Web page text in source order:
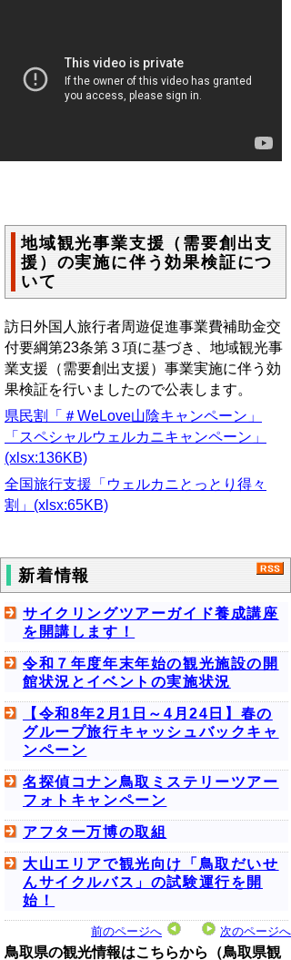
地域観光事業支援（需要創出支
援）の実施に伴う効果検証につ
いて
訪日外国人旅行者周遊促進事業費補助金交
付要綱第23条第３項に基づき、地域観光事
業支援（需要創出支援）事業実施に伴う効
果検証を行いましたので公表します。
県民割「＃WeLove山陰キャンペーン」
「スペシャルウェルカニキャンペーン」
(xlsx:136KB)
全国旅行支援「ウェルカニとっとり得々
割」(xlsx:65KB)
新着情報
サイクリングツアーガイド養成講座
を開講します！
令和７年度年末年始の観光施設の開
館状況とイベントの実施状況
【令和8年2月1日～4月24日】春の
グループ旅行キャッシュバックキャ
ンペーン
名探偵コナン鳥取ミステリーツアー
フォトキャンペーン
アフター万博の取組
大山エリアで観光向け「鳥取だいせ
んサイクルバス」の試験運行を開
始！
前のページへ 次のページへ
鳥取県の観光情報はこちらから（鳥取県観